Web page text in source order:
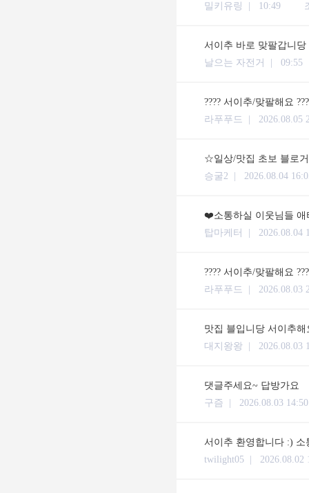
밀키유링 |
10:49
서이추 바로 맞팔갑니당
날으는 자전거 | 09:55
???? 서이추/맞팔해요
라푸푸드 | 2026.08.05
☆일상/맛집 초보 블로
승굴2 | 2026.08.04
❤️소통하실 이웃님들
탑마케터 | 2026.08.04
???? 서이추/맞팔해요
라푸푸드 | 2026.08.03
맛집 블입니당 서이추
대지왕왕 | 2026.08.03
댓글주세요~ 답방가요
구즘 | 2026.08.03 14:50
서이추 환영합니다 :)
twilight05 | 2026.08.02